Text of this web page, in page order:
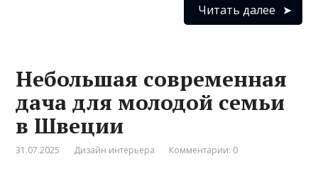
Читать далее
Небольшая современная
дача для молодой семьи
в Швеции
31.07.2025 Дизайн интерьера Комментарии: 0